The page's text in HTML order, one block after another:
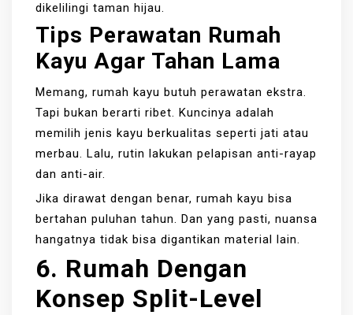
dikelilingi taman hijau.
Tips Perawatan Rumah
Kayu Agar Tahan Lama
Memang, rumah kayu butuh perawatan ekstra.
Tapi bukan berarti ribet. Kuncinya adalah
memilih jenis kayu berkualitas seperti jati atau
merbau. Lalu, rutin lakukan pelapisan anti-rayap
dan anti-air.
Jika dirawat dengan benar, rumah kayu bisa
bertahan puluhan tahun. Dan yang pasti, nuansa
hangatnya tidak bisa digantikan material lain.
6. Rumah Dengan
Konsep Split-Level